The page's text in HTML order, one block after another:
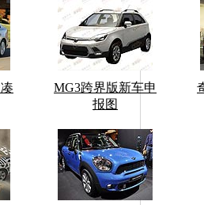
MG3跨界版新车申
报图